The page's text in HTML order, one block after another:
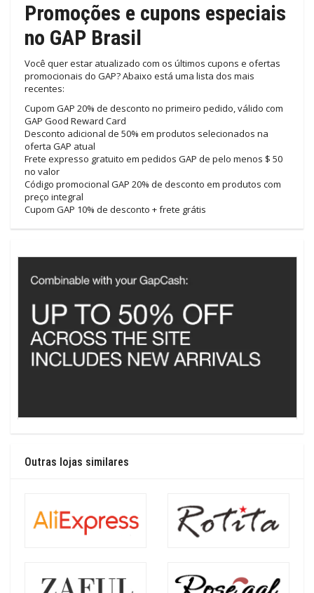
Promoções e cupons especiais
no GAP Brasil
Você quer estar atualizado com os últimos cupons e ofertas
promocionais do GAP? Abaixo está uma lista dos mais
recentes:
Cupom GAP 20% de desconto no primeiro pedido, válido com
GAP Good Reward Card
Desconto adicional de 50% em produtos selecionados na
oferta GAP atual
Frete expresso gratuito em pedidos GAP de pelo menos $ 50
no valor
Código promocional GAP 20% de desconto em produtos com
preço integral
Cupom GAP 10% de desconto + frete grátis
Outras lojas similares